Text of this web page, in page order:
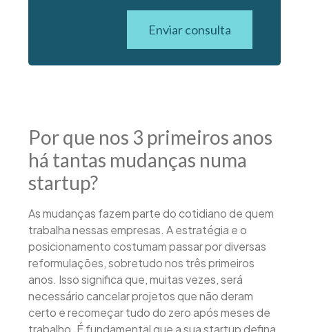
Enviar consulta
Por que nos 3 primeiros anos
há tantas mudanças numa
startup?
As mudanças fazem parte do cotidiano de quem
trabalha nessas empresas. A estratégia e o
posicionamento costumam passar por diversas
reformulações, sobretudo nos três primeiros
anos. Isso significa que, muitas vezes, será
necessário cancelar projetos que não deram
certo e recomeçar tudo do zero após meses de
trabalho. É fundamental que a sua startup defina